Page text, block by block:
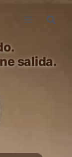
salida.